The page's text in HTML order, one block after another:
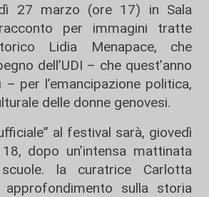
27 marzo (ore 17) in Sala
per immagini tratte
Lidia Menapace, che
dell’UDI – che quest’anno
– per l’emancipazione politica,
delle donne genovesi.
al festival sarà, giovedì
dopo un’intensa mattinata
la curatrice Carlotta
sulla storia